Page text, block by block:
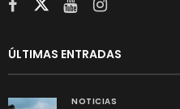
ÚLTIMAS ENTRADAS
NOTICIAS